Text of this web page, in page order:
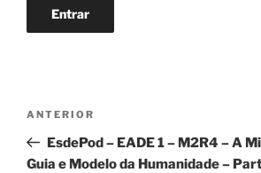
Post
Post
anterior
ANTERIOR
EsdePod – EADE 1 – M2R4 – A
Guia e Modelo da Humanidade –